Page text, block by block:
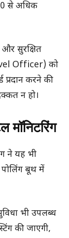
से अधिक
और सुरक्षित
Officer) को
करने की
न हो।
मॉनिटरिंग
ने यह भी
बूथ में
भी उपलब्ध
की जाएगी,